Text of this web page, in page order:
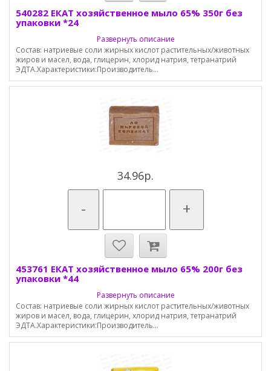
540282 ЕКАТ хозяйственное мыло 65% 350г без
упаковки *24
Развернуть описание
Состав: натриевые соли жирных кислот растительных/животных
жиров и масел, вода, глицерин, хлорид натрия, тетранатрий
ЭДТА.Характеристики:Производитель...
34.96р.
- +
453761 ЕКАТ хозяйственное мыло 65% 200г без
упаковки *44
Развернуть описание
Состав: натриевые соли жирных кислот растительных/животных
жиров и масел, вода, глицерин, хлорид натрия, тетранатрий
ЭДТА.Характеристики:Производитель...